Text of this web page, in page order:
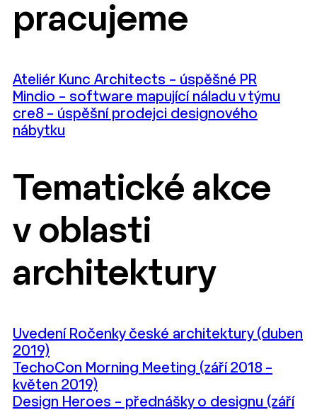
pracujeme
Ateliér Kunc Architects – úspěšné PR
Mindio – software mapující náladu v týmu
cre8 – úspěšní prodejci designového
nábytku
Tematické akce
v oblasti
architektury
Uvedení Ročenky české architektury (duben
2019)
TechoCon Morning Meeting (září 2018 –
květen 2019)
Design Heroes – přednášky o designu (září